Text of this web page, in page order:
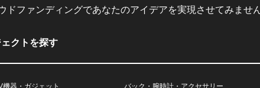
ドファンディングであなたのアイデアを実現させてみませ
クトを探す
機器・ガジェット バック・腕時計・アクセサリー